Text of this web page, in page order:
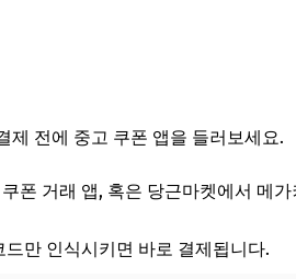
제 전에 중고 쿠폰 앱을 들러보세요.
폰 거래 앱, 혹은 당근마켓에서 메
만 인식시키면 바로 결제됩니다.